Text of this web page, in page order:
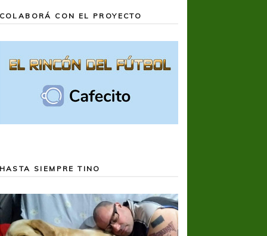
COLABORÁ CON EL PROYECTO
HASTA SIEMPRE TINO